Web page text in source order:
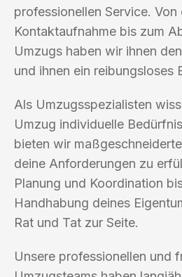
professionellen Service. Von
Kontaktaufnahme bis zum
Umzugs haben wir ihnen
und ihnen ein reibungsloses
Als Umzugsspezialisten
Umzug individuelle
bieten wir
deine Anforderungen zu
Planung und Koordination
Handhabung deines
Rat und Tat zur Seite.
Unsere professionellen und